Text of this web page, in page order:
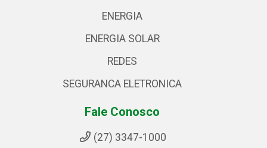
ENERGIA
ENERGIA SOLAR
REDES
SEGURANCA ELETRONICA
Fale Conosco
(27) 3347-1000